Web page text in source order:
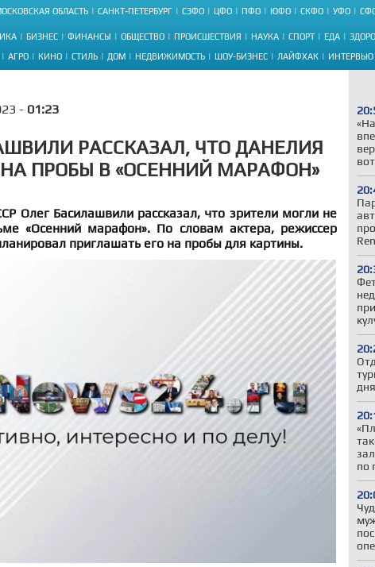
ОБЛАСТЬ САНКТ-ПЕТЕРБУРГ СЗФО ЦФО ПФО ЮФО СКФО УФО
БИЗНЕС ФИНАНСЫ ОБЩЕСТВО ПРОИСШЕСТВИЯ НАУКА СПОРТ ЕДА
АГРО КИНО СТИЛЬ ДОМ НЕДВИЖИМОСТЬ ШОУ-БИЗНЕС ЛАЙФХАК ИНТЕРВЬЮ
по
- 01:23
РАССКАЗАЛ, ЧТО ДАНЕЛИЯ
НА ПРОБЫ В «ОСЕННИЙ МАРАФОН»
Олег Басилашвили рассказал, что зрители могли не
«Осенний марафон». По словам актера, режиссер
приглашать его на пробы для картины.